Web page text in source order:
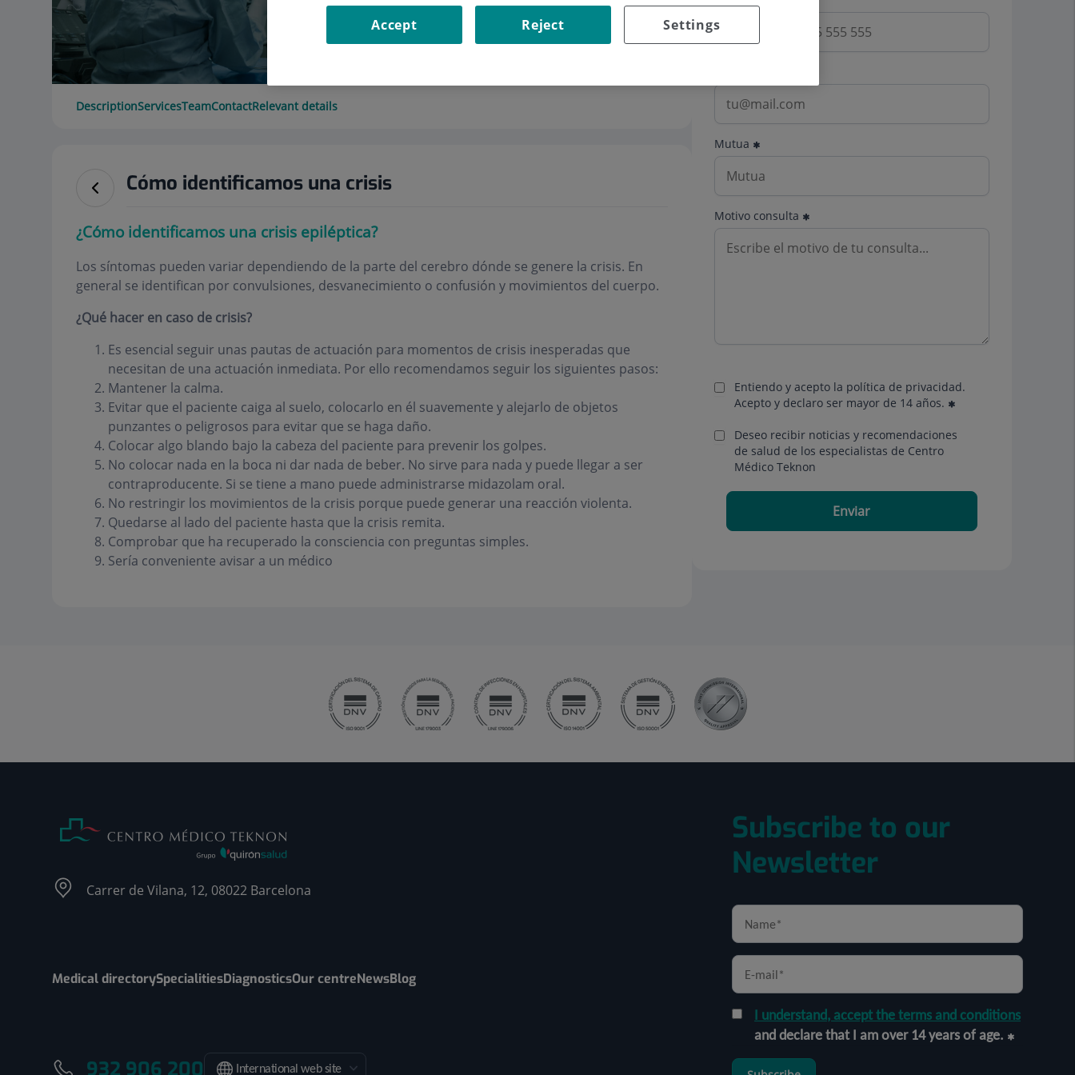
DescriptionServicesTeamContactRelevant details
Cómo identificamos una crisis
¿Cómo identificamos una crisis epiléptica?
Los síntomas pueden variar dependiendo de la parte del cerebro dónde se genere la crisis. En
general se identifican por convulsiones, desvanecimiento o confusión y movimientos del cuerpo.
¿Qué hacer en caso de crisis?
Es esencial seguir unas pautas de actuación para momentos de crisis inesperadas que
necesitan de una actuación inmediata. Por ello recomendamos seguir los siguientes pasos:
Mantener la calma.
Evitar que el paciente caiga al suelo, colocarlo en él suavemente y alejarlo de objetos
punzantes o peligrosos para evitar que se haga daño.
Colocar algo blando bajo la cabeza del paciente para prevenir los golpes.
No colocar nada en la boca ni dar nada de beber. No sirve para nada y puede llegar a ser
contraproducente. Si se tiene a mano puede administrarse midazolam oral.
No restringir los movimientos de la crisis porque puede generar una reacción violenta.
Quedarse al lado del paciente hasta que la crisis remita.
Comprobar que ha recuperado la consciencia con preguntas simples.
Sería conveniente avisar a un médico
Mutua
Motivo consulta
Entiendo y acepto la política de privacidad.
Acepto y declaro ser mayor de 14 años.
Deseo recibir noticias y recomendaciones
de salud de los especialistas de Centro
Médico Teknon
Enviar
Carrer de Vilana, 12, 08022 Barcelona
Medical directorySpecialitiesDiagnosticsOur centreNewsBlog
932 906 200 International web site
Subscribe to our
Newsletter
I understand, accept the terms and conditions
and declare that I am over 14 years of age.
Settings
Reject
Accept